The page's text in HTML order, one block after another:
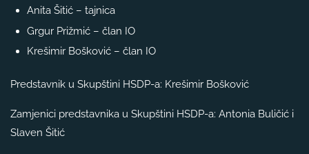
Anita Šitić – tajnica
Grgur Prižmić – član IO
Krešimir Bošković – član IO
Predstavnik u Skupštini HSDP-a: Krešimir Bošković
Zamjenici predstavnika u Skupštini HSDP-a: Antonia Buličić i
Slaven Šitić